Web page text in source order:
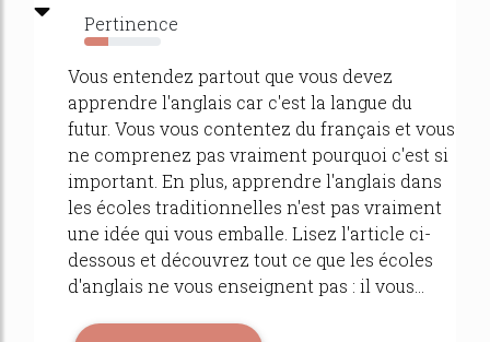
Pertinence
32%
Vous entendez partout que vous devez
apprendre l'anglais car c'est la langue du
futur. Vous vous contentez du français et vous
ne comprenez pas vraiment pourquoi c'est si
important. En plus, apprendre l'anglais dans
les écoles traditionnelles n'est pas vraiment
une idée qui vous emballe. Lisez l'article ci-
dessous et découvrez tout ce que les écoles
d'anglais ne vous enseignent pas : il vous...